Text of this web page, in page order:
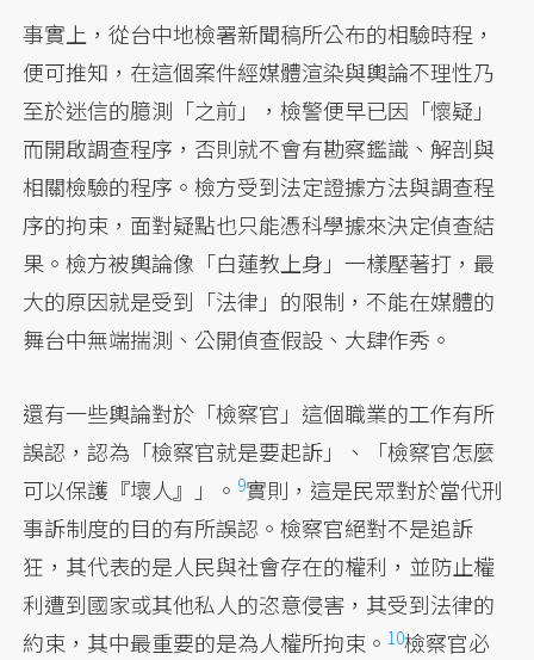
事實上，從台中地檢署新聞稿所公布的相驗時程，
便可推知，在這個案件經媒體渲染與輿論不理性乃
至於迷信的臆測「之前」，檢警便早已因「懷疑」
而開啟調查程序，否則就不會有勘察鑑識、解剖與
相關檢驗的程序。檢方受到法定證據方法與調查程
序的拘束，面對疑點也只能憑科學據來決定偵查結
果。檢方被輿論像「白蓮教上身」一樣壓著打，最
大的原因就是受到「法律」的限制，不能在媒體的
舞台中無端揣測、公開偵查假設、大肆作秀。
還有一些輿論對於「檢察官」這個職業的工作有所
誤認，認為「檢察官就是要起訴」、「檢察官怎麼
可以保護『壞人』」。 9實則，這是民眾對於當代刑
事訴制度的目的有所誤認。檢察官絕對不是追訴
狂，其代表的是人民與社會存在的權利，並防止權
利遭到國家或其他私人的恣意侵害，其受到法律的
約束，其中最重要的是為人權所拘束。10檢察官必